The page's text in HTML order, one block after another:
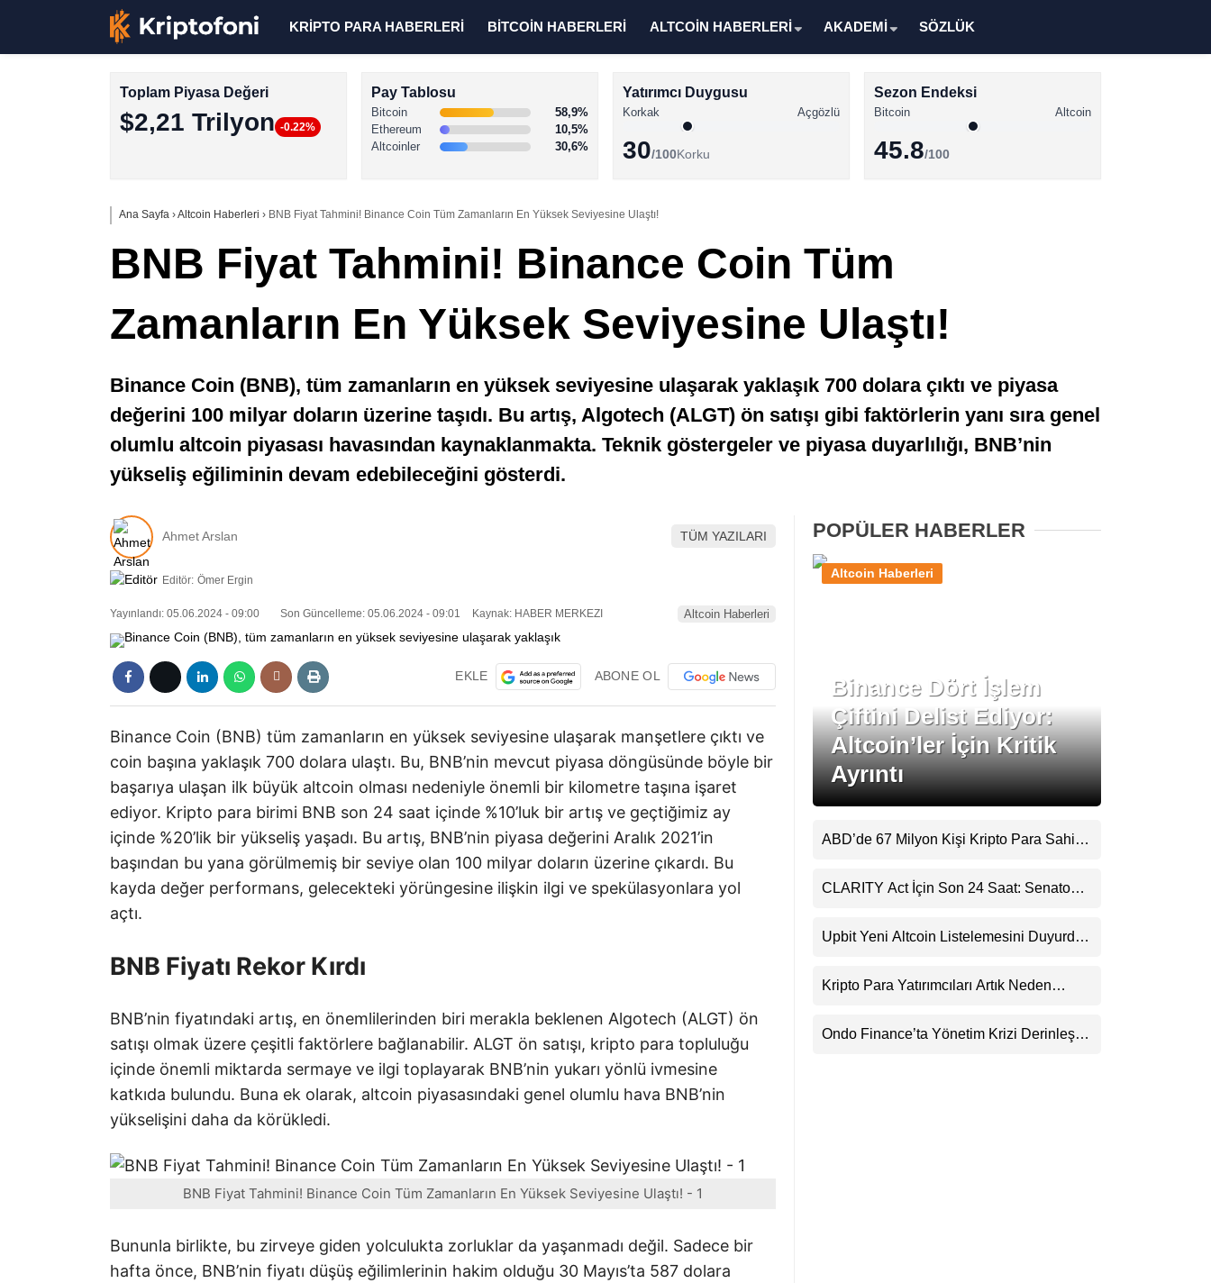
Memecoin Haberleri
Stablecoin Haberleri
KRİPTO PARA HABERLERİ BİTCOİN HABERLERİ ALTCOİN HABERLERİ AKADEMİ SÖZLÜK
Toplam Piyasa Değeri
$2,21 Trilyon -0.22%
Pay Tablosu
Bitcoin
58,9%
Ethereum
10,5%
Altcoinler
30,6%
Yatırımcı Duygusu
Korkak Açgözlü
30/100Korku
Sezon Endeksi
Bitcoin Altcoin
45.8/100
Ana Sayfa ›Altcoin Haberleri › BNB Fiyat Tahmini! Binance Coin Tüm Zamanların En Yüksek Seviyesine Ulaştı!
BNB Fiyat Tahmini! Binance Coin Tüm
Zamanların En Yüksek Seviyesine Ulaştı!
Binance Coin (BNB), tüm zamanların en yüksek seviyesine ulaşarak yaklaşık 700 dolara çıktı ve piyasa
değerini 100 milyar doların üzerine taşıdı. Bu artış, Algotech (ALGT) ön satışı gibi faktörlerin yanı sıra genel
olumlu altcoin piyasası havasından kaynaklanmakta. Teknik göstergeler ve piyasa duyarlılığı, BNB’nin
yükseliş eğiliminin devam edebileceğini gösterdi.
Ahmet Arslan TÜM YAZILARI
Editör: Ömer Ergin
Yayınlandı: 05.06.2024 - 09:00 Son Güncelleme: 05.06.2024 - 09:01 Kaynak: HABER MERKEZI Altcoin Haberleri
EKLE ABONE OL
Binance Coin (BNB) tüm zamanların en yüksek seviyesine ulaşarak manşetlere çıktı ve
coin başına yaklaşık 700 dolara ulaştı. Bu, BNB’nin mevcut piyasa döngüsünde böyle bir
başarıya ulaşan ilk büyük altcoin olması nedeniyle önemli bir kilometre taşına işaret
ediyor. Kripto para birimi BNB son 24 saat içinde %10’luk bir artış ve geçtiğimiz ay
içinde %20’lik bir yükseliş yaşadı. Bu artış, BNB’nin piyasa değerini Aralık 2021’in
başından bu yana görülmemiş bir seviye olan 100 milyar doların üzerine çıkardı. Bu
kayda değer performans, gelecekteki yörüngesine ilişkin ilgi ve spekülasyonlara yol
açtı.
BNB Fiyatı Rekor Kırdı
BNB’nin fiyatındaki artış, en önemlilerinden biri merakla beklenen Algotech (ALGT) ön
satışı olmak üzere çeşitli faktörlere bağlanabilir. ALGT ön satışı, kripto para topluluğu
içinde önemli miktarda sermaye ve ilgi toplayarak BNB’nin yukarı yönlü ivmesine
katkıda bulundu. Buna ek olarak, altcoin piyasasındaki genel olumlu hava BNB’nin
yükselişini daha da körükledi.
BNB Fiyat Tahmini! Binance Coin Tüm Zamanların En Yüksek Seviyesine Ulaştı! - 1
Bununla birlikte, bu zirveye giden yolculukta zorluklar da yaşanmadı değil. Sadece bir
hafta önce, BNB’nin fiyatı düşüş eğilimlerinin hakim olduğu 30 Mayıs’ta 587 dolara
POPÜLER HABERLER
Binance Dört İşlem
Çiftini Delist Ediyor:
Altcoin’ler İçin Kritik
Ayrıntı
Altcoin Haberleri
ABD’de 67 Milyon Kişi Kripto Para Sahibi:
CLARITY Act İçin Son 24 Saat: Senato
Beklentisini Bozabilir
Upbit Yeni Altcoin Listelemesini Duyurdu:
Görecek
Kripto Para Yatırımcıları Artık Neden
Ondo Finance’ta Yönetim Krizi Derinleşti: